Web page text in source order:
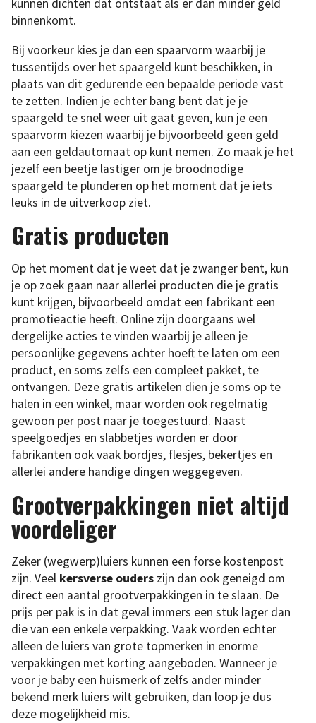
kunnen dichten dat ontstaat als er dan minder geld
binnenkomt.
Bij voorkeur kies je dan een spaarvorm waarbij je
tussentijds over het spaargeld kunt beschikken, in
plaats van dit gedurende een bepaalde periode vast
te zetten. Indien je echter bang bent dat je je
spaargeld te snel weer uit gaat geven, kun je een
spaarvorm kiezen waarbij je bijvoorbeeld geen geld
aan een geldautomaat op kunt nemen. Zo maak je het
jezelf een beetje lastiger om je broodnodige
spaargeld te plunderen op het moment dat je iets
leuks in de uitverkoop ziet.
Gratis producten
Op het moment dat je weet dat je zwanger bent, kun
je op zoek gaan naar allerlei producten die je gratis
kunt krijgen, bijvoorbeeld omdat een fabrikant een
promotieactie heeft. Online zijn doorgaans wel
dergelijke acties te vinden waarbij je alleen je
persoonlijke gegevens achter hoeft te laten om een
product, en soms zelfs een compleet pakket, te
ontvangen. Deze gratis artikelen dien je soms op te
halen in een winkel, maar worden ook regelmatig
gewoon per post naar je toegestuurd. Naast
speelgoedjes en slabbetjes worden er door
fabrikanten ook vaak bordjes, flesjes, bekertjes en
allerlei andere handige dingen weggegeven.
Grootverpakkingen niet altijd
voordeliger
Zeker (wegwerp)luiers kunnen een forse kostenpost
zijn. Veel kersverse ouders zijn dan ook geneigd om
direct een aantal grootverpakkingen in te slaan. De
prijs per pak is in dat geval immers een stuk lager dan
die van een enkele verpakking. Vaak worden echter
alleen de luiers van grote topmerken in enorme
verpakkingen met korting aangeboden. Wanneer je
voor je baby een huismerk of zelfs ander minder
bekend merk luiers wilt gebruiken, dan loop je dus
deze mogelijkheid mis.